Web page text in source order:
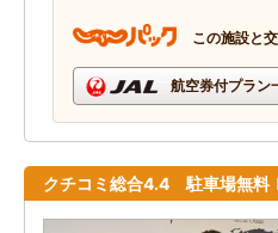
この施設と
航空券付プラン
クチコミ総合4.4 駐車場無料